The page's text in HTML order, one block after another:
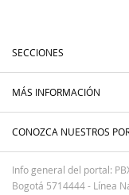
SECCIONES
MÁS INFORMACIÓN
CONOZCA NUESTROS
Info general del portal:
Bogotá 5714444 - Línea